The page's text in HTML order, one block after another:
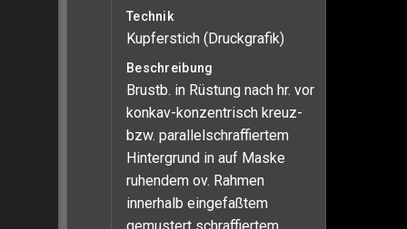
Technik
Kupferstich (Druckgrafik)
Beschreibung
Brustb. in Rüstung nach hr. vor
konkav-konzentrisch kreuz-
bzw. parallelschraffiertem
Hintergrund in auf Maske
ruhendem ov. Rahmen
innerhalb eingefaßtem